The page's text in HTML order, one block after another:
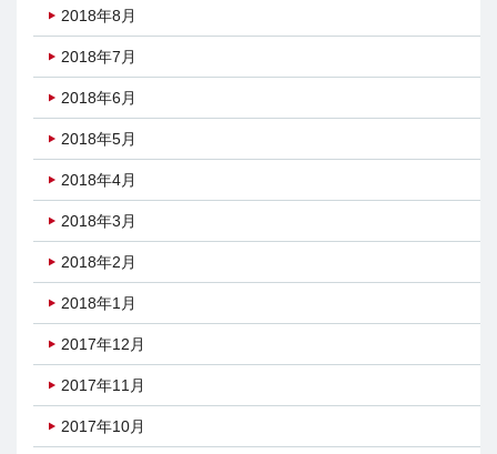
2018年8月
2018年7月
2018年6月
2018年5月
2018年4月
2018年3月
2018年2月
2018年1月
2017年12月
2017年11月
2017年10月